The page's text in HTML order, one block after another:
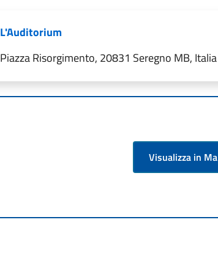
L'Auditorium
Piazza Risorgimento, 20831 Seregno MB, Italia
Visualizza in